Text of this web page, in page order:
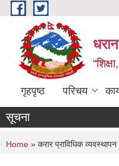
Skip to main content
गृहपृष्ठ परिचय
सूचना
You are here
Home » करार प्राविधिक व्यवस्थापन